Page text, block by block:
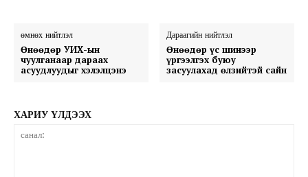
өмнөх нийтлэл
Өнөөдөр УИХ-ын
чуулганаар дараах
асуудлуудыг хэлэлцэнэ
Дараагийн нийтлэл
Өнөөдөр үс шинээр
үргээлгэх буюу
засуулахад өлзийтэй сайн
ХАРИУ ҮЛДЭЭХ